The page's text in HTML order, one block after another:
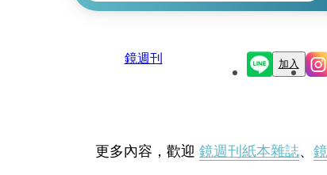
鏡週刊 加入
更多內容，歡迎 鏡週刊紙本雜誌、